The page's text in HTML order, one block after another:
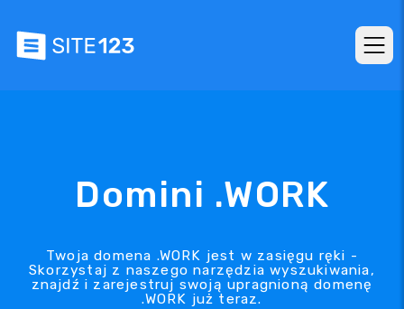
Domini .WORK
Twoja domena .WORK jest w zasięgu ręki -
Skorzystaj z naszego narzędzia wyszukiwania,
znajdź i zarejestruj swoją upragnioną domenę
.WORK już teraz.